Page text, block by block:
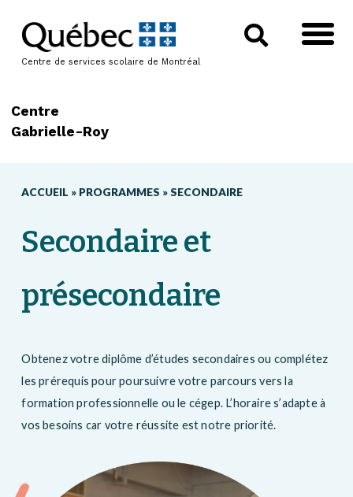
Centre de services scolaire de Montréal
Centre
Gabrielle-Roy
ACCUEIL » PROGRAMMES »SECONDAIRE
Secondaire et
présecondaire
Obtenez votre diplôme d’études secondaires ou complétez
les prérequis pour poursuivre votre parcours vers la
formation professionnelle ou le cégep. L’horaire s’adapte à
vos besoins car votre réussite est notre priorité.